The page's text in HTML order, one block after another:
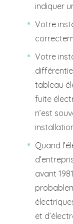
indiquer
Votre
Votre
tableau
fuite
n’est
Quand
avant
et